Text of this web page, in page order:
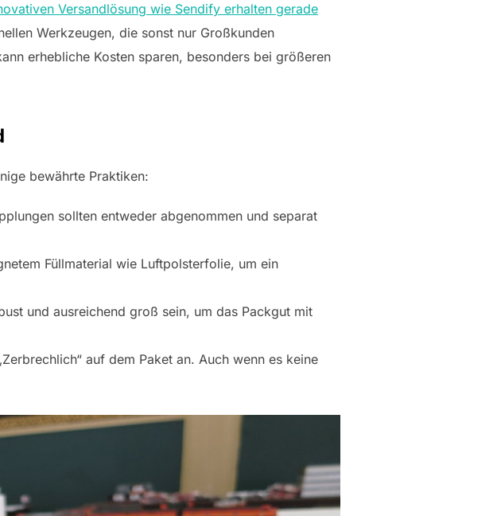
Versandlösung wie Sendify erhalten gerade
Werkzeugen, die sonst nur Großkunden
erhebliche Kosten sparen, besonders bei größeren
bewährte Praktiken:
sollten entweder abgenommen und separat
Füllmaterial wie Luftpolsterfolie, um ein
und ausreichend groß sein, um das Packgut mit
auf dem Paket an. Auch wenn es keine